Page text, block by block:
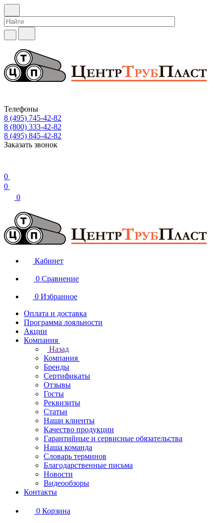
Телефоны
8 (495) 745-42-82
8 (800) 333-42-82
8 (495) 845-42-82
Заказать звонок
0
0
0
Кабинет
0 Сравнение
0 Избранное
Оплата и доставка
Программа лояльности
Акции
Компания
Назад
Компания
Бренды
Сертификаты
Отзывы
Госты
Реквизиты
Статьи
Наши клиенты
Качество продукции
Гарантийные и сервисные обязательства
Наша команда
Словарь терминов
Благодарственные письма
Новости
Видеообзоры
Контакты
0 Корзина